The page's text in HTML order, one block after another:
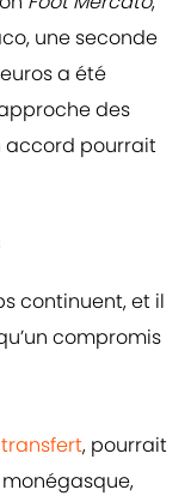
une seconde
a été
des
accord pourrait
continuent, et il
compromis
transfert, pourrait